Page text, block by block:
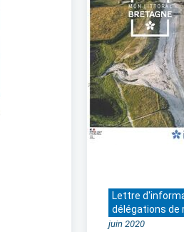
Lettre
délégations de
juin 2020